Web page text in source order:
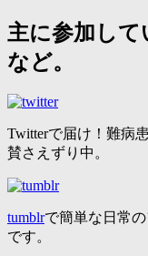
主に参加し
など。
Twitterで届け！難病
賛さえずり中。
tumblrで簡単な日常
です。